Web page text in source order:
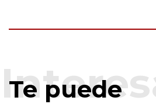
Te puede